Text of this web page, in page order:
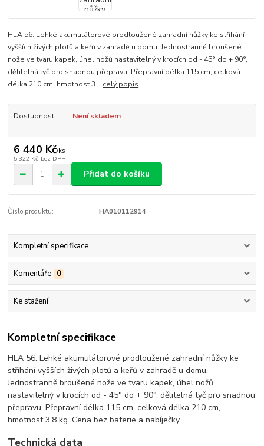
HLA 56. Lehké akumulátorové prodloužené zahradní nůžky ke stříhání
vyšších živých plotů a keřů v zahradě u domu. Jednostranně broušené
nože ve tvaru kapek, úhel nožů nastavitelný v krocích od - 45° do + 90°,
dělitelná tyč pro snadnou přepravu. Přepravní délka 115 cm, celková
délka 210 cm, hmotnost 3... celý popis
Dostupnost Není skladem
6 440 Kč/ks
5 322 Kč bez DPH
Přidat do košíku
Číslo produktu: HA010112914
Kompletní specifikace
Komentáře 0
Ke stažení
Kompletní specifikace
HLA 56. Lehké akumulátorové prodloužené zahradní nůžky ke
stříhání vyšších živých plotů a keřů v zahradě u domu.
Jednostranně broušené nože ve tvaru kapek, úhel nožů
nastavitelný v krocích od - 45° do + 90°, dělitelná tyč pro snadnou
přepravu. Přepravní délka 115 cm, celková délka 210 cm,
hmotnost 3,8 kg. Cena bez baterie a nabíječky.
Technická data